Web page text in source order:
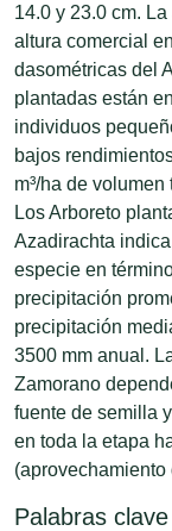
14.0 y 23.0 cm.
altura comercial
dasométricas del
plantadas están
individuos
bajos
m³/ha de
Los Arboreto
Azadirachta
especie en
precipitación
precipitación
3500 mm anual.
Zamorano
fuente de semilla
en toda la etapa
(aprovechamiento
Palabras clave